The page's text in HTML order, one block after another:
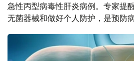
急性丙型病毒性肝炎病例。专家提
无菌器械和做好个人防护，是预防